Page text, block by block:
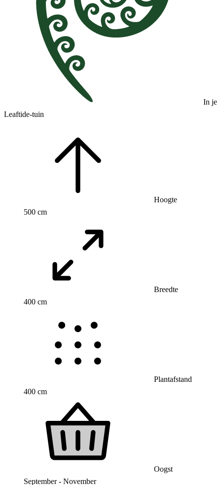
In je
Leaftide-tuin
Hoogte
500 cm
Breedte
400 cm
Plantafstand
400 cm
Oogst
September - November